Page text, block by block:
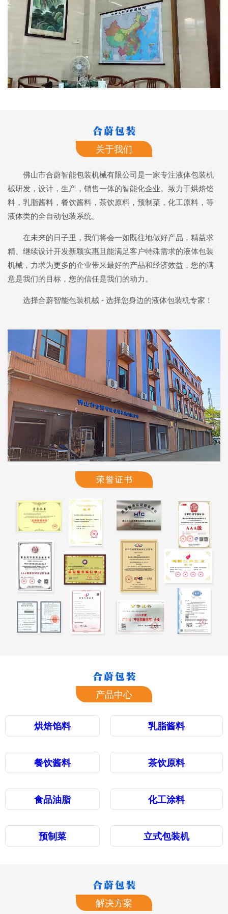
关于我们
佛山市合蔚智能包装机械有限公司是一家专注液体包装机
械研发，设计，生产，销售一体的智能化企业。致力于烘焙馅
料，乳脂酱料，餐饮酱料，茶饮原料，预制菜，化工原料，等
液体类的全自动包装系统。
在未来的日子里，我们将会一如既往地做好产品，精益求
精、继续设计开发新颖实惠且能满足客户特殊需求的液体包装
机械，力求为更多的企业带来最好的产品和经济效益，您的满
意是我们的目标，您的信任是我们的动力。
选择合蔚智能包装机械 - 选择您身边的液体包装机专家！
产品中心
烘焙馅料 乳脂酱料
餐饮酱料 茶饮原料
食品油脂 化工涂料
预制菜 立式包装机
解决方案